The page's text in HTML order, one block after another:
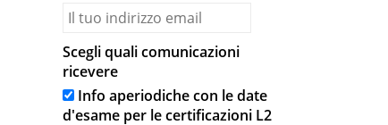
Scegli quali comunicazioni
ricevere
Info aperiodiche con le date
d'esame per le certificazioni L2